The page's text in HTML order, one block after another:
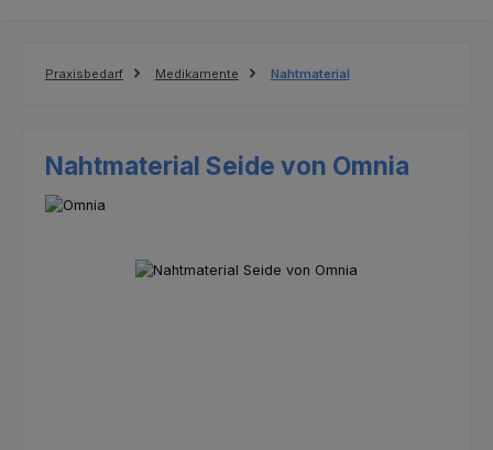
Praxisbedarf Medikamente Nahtmaterial
Nahtmaterial Seide von Omnia
Bildergalerie überspringen